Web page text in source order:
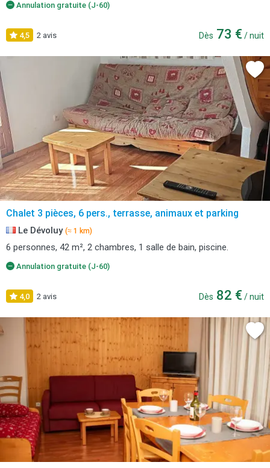
Annulation gratuite (J-60)
4,5 2 avis Dès 73 € / nuit
Chalet 3 pièces, 6 pers., terrasse, animaux et parking
Le Dévoluy (≈ 1 km)
6 personnes, 42 m², 2 chambres, 1 salle de bain, piscine.
Annulation gratuite (J-60)
4,0 2 avis Dès 82 € / nuit